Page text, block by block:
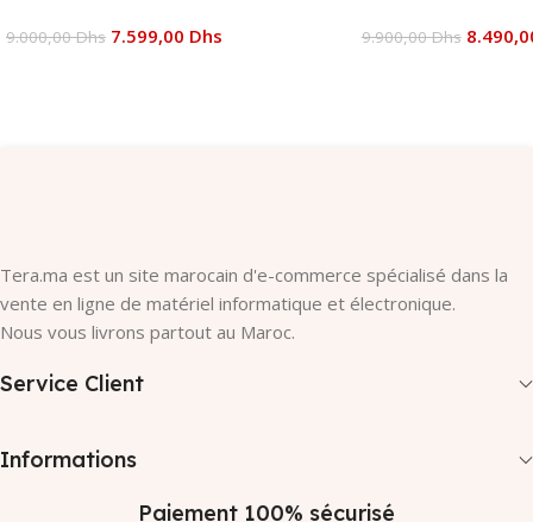
9.000,00Dhs 7.599,00 Dhs 9.900,00Dhs
Tera.ma est un site marocain d'e-commerce spécialisé dans la
vente en ligne de matériel informatique et électronique.
Nous vous livrons partout au Maroc.
Service Client
Informations
Paiement 100% sécurisé